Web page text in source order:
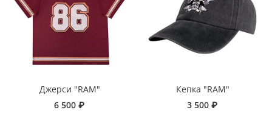
Джерси "RAM"
6 500 ₽
Кепка "RAM"
3 500 ₽